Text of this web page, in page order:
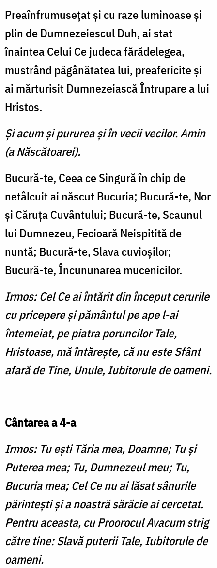
Preaînfrumuseţat şi cu raze luminoase şi
plin de Dumnezeiescul Duh, ai stat
înaintea Celui Ce judeca fărădelegea,
mustrând păgânătatea lui, preafericite şi
ai mărturisit Dumnezeiască Întrupare a lui
Hristos.
Şi acum şi pururea şi în vecii vecilor. Amin
(a Născătoarei).
Bucură-te, Ceea ce Singură în chip de
netâlcuit ai născut Bucuria; Bucură-te, Nor
şi Căruţa Cuvântului; Bucură-te, Scaunul
lui Dumnezeu, Fecioară Neispitită de
nuntă; Bucură-te, Slava cuvioşilor;
Bucură-te, Încununarea mucenicilor.
Irmos: Cel Ce ai întărit din început cerurile
cu pricepere şi pământul pe ape l-ai
întemeiat, pe piatra poruncilor Tale,
Hristoase, mă întăreşte, că nu este Sfânt
afară de Tine, Unule, Iubitorule de oameni.
Cântarea a 4-a
Irmos: Tu eşti Tăria mea, Doamne; Tu şi
Puterea mea; Tu, Dumnezeul meu; Tu,
Bucuria mea; Cel Ce nu ai lăsat sânurile
părinteşti şi a noastră sărăcie ai cercetat.
Pentru aceasta, cu Proorocul Avacum strig
către tine: Slavă puterii Tale, Iubitorule de
oameni.